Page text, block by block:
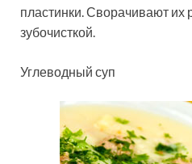
пластинки. Сворачивают их
зубочисткой.
Углеводный суп